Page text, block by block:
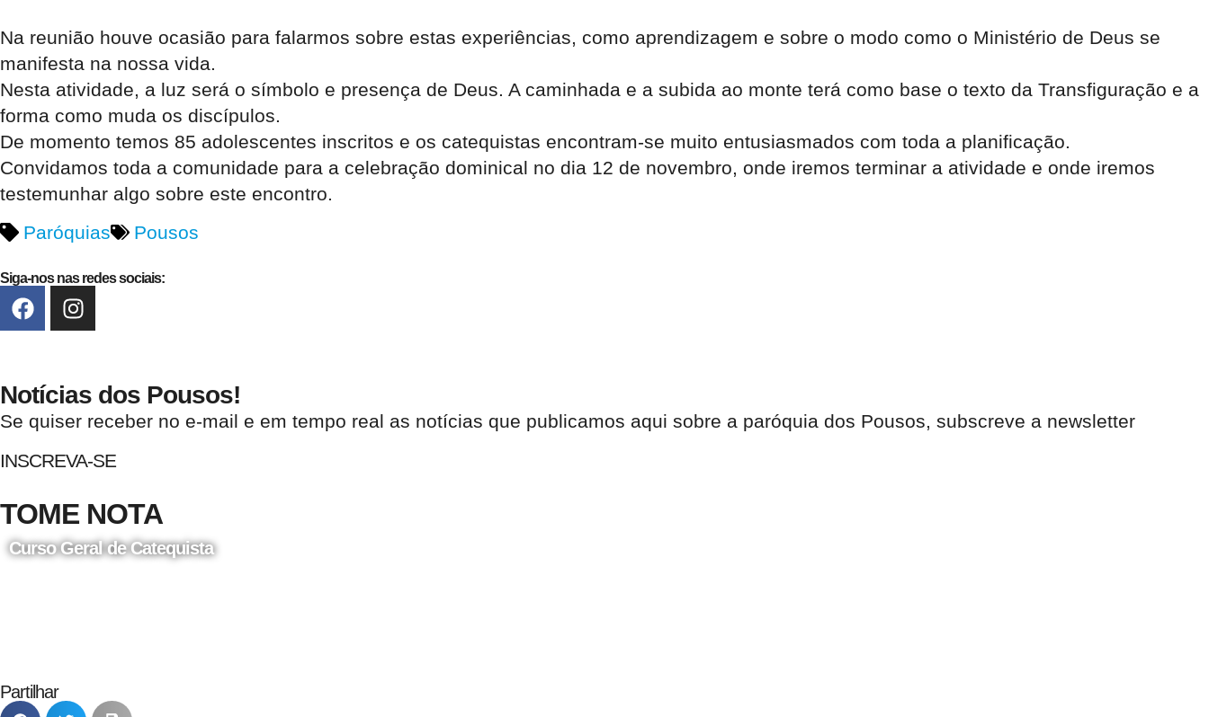
Na reunião houve ocasião para falarmos sobre estas experiências, como aprendizagem e sobre o modo como o Ministério de Deus se
manifesta na nossa vida.
Nesta atividade, a luz será o símbolo e presença de Deus. A caminhada e a subida ao monte terá como base o texto da Transfiguração e a
forma como muda os discípulos.
De momento temos 85 adolescentes inscritos e os catequistas encontram-se muito entusiasmados com toda a planificação.
Convidamos toda a comunidade para a celebração dominical no dia 12 de novembro, onde iremos terminar a atividade e onde iremos
testemunhar algo sobre este encontro.
Paróquias
Pousos
Siga-nos nas redes sociais:
Notícias dos Pousos!
Se quiser receber no e-mail e em tempo real as notícias que publicamos aqui sobre a paróquia dos Pousos, subscreve a newsletter
INSCREVA-SE
TOME NOTA
Curso Geral de Catequista
Partilhar